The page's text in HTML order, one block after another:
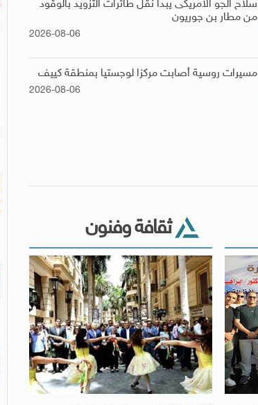
سلاح الجو الأمريكى يبدأ نقل طائرات التزويد بالوقود
من مطار بن جوريون
2026-08-06
مسيرات روسية أصابت مركزا لوجستيا بمنطقة كييف
2026-08-06
ثقافة وفنون